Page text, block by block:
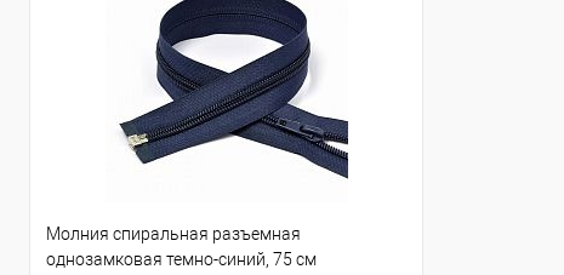
Молния спиральная разъемная
однозамковая темно-синий, 75 см